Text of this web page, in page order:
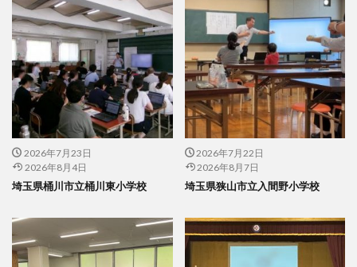
2026年7月23日
2026年8月4日
埼玉県桶川市立桶川東小学校
2026年7月22日
2026年8月7日
埼玉県狭山市立入間野小学校